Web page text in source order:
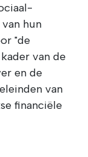
hun
"de
van de
en de
van
financiële